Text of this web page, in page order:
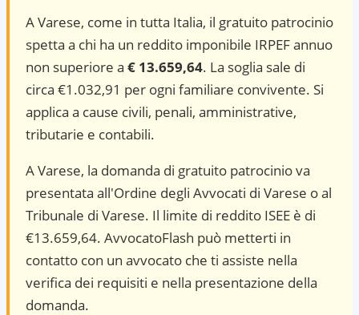
AVarese, come in tutta Italia, il gratuito patrocinio
spetta a chi ha un reddito imponibile IRPEF annuo
non superiore a € 13.659,64. La soglia sale di
circa €1.032,91 per ogni familiare convivente. Si
applica a cause civili, penali, amministrative,
tributarie e contabili.
A Varese, la domanda di gratuito patrocinio va
presentata all'Ordine degli Avvocati di Varese o al
Tribunale di Varese. Il limite di reddito ISEE è di
€13.659,64. AvvocatoFlash può metterti in
contatto con un avvocato che ti assiste nella
verifica dei requisiti e nella presentazione della
domanda.